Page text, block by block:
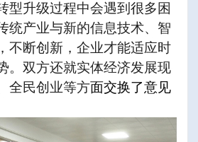
型升级过程中会遇到很多困
统产业与新的信息技术、智
不断创新，企业才能适应时
。双方还就实体经济发展现
全民创业等方面交换了意见